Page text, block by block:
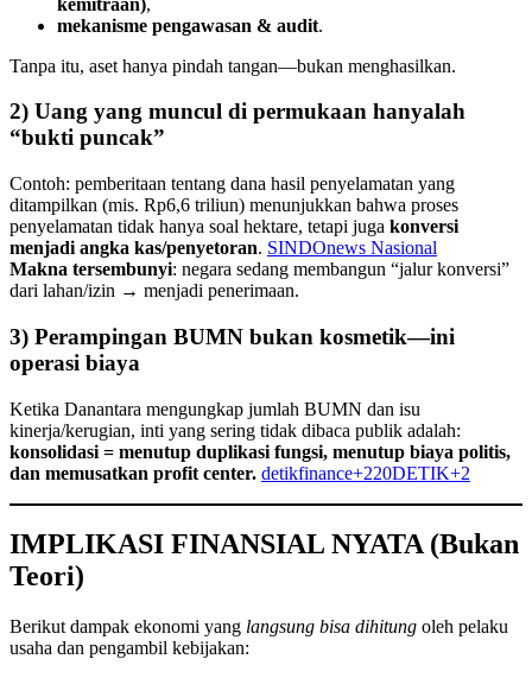
mekanisme pengawasan & audit.
Tanpa itu, aset hanya pindah tangan—bukan menghasilkan.
2) Uang yang muncul di permukaan hanyalah
“bukti puncak”
Contoh: pemberitaan tentang dana hasil penyelamatan yang
ditampilkan (mis. Rp6,6 triliun) menunjukkan bahwa proses
penyelamatan tidak hanya soal hektare, tetapi juga konversi
menjadi angka kas/penyetoran. SINDOnews Nasional
Makna tersembunyi: negara sedang membangun “jalur konversi”
dari lahan/izin → menjadi penerimaan.
3) Perampingan BUMN bukan kosmetik—ini
operasi biaya
Ketika Danantara mengungkap jumlah BUMN dan isu
kinerja/kerugian, inti yang sering tidak dibaca publik adalah:
konsolidasi = menutup duplikasi fungsi, menutup biaya politis,
dan memusatkan profit center. detikfinance+220DETIK+2
IMPLIKASI FINANSIAL NYATA (Bukan
Teori)
Berikut dampak ekonomi yang langsung bisa dihitung oleh pelaku
usaha dan pengambil kebijakan: